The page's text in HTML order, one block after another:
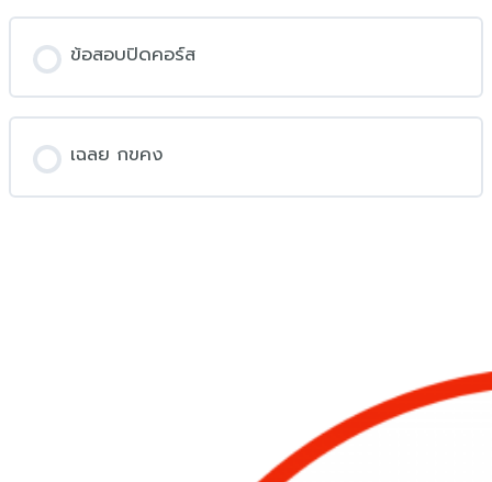
ข้อสอบปิดคอร์ส
เฉลย กขคง